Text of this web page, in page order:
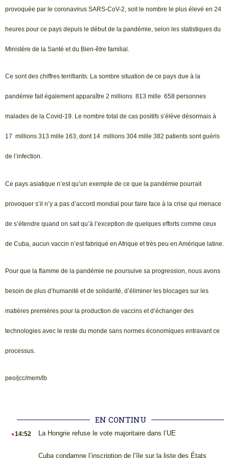
provoquée par le coronavirus SARS-CoV-2, soit le nombre le plus élevé en 24
heures pour ce pays depuis le début de la pandémie, selon les statistiques du
Ministère de la Santé et du Bien-être familial.
Ce sont des chiffres terrifiants. La sombre situation de ce pays due à la
pandémie fait également apparaître 2 millions 813 mille 658 personnes
malades de la Covid-19. Le nombre total de cas positifs s’élève désormais à
17 millions 313 mille 163, dont 14 millions 304 mille 382 patients sont guéris
de l’infection.
Ce pays asiatique n’est qu’un exemple de ce que la pandémie pourrait
provoquer s’il n’y a pas d’accord mondial pour faire face à la crise qui menace
de s’étendre quand on sait qu’à l’exception de quelques efforts comme ceux
de Cuba, aucun vaccin n’est fabriqué en Afrique et très peu en Amérique latine.
Pour que la flamme de la pandémie ne poursuive sa progression, nous avons
besoin de plus d’humanité et de solidarité, d’éliminer les blocages sur les
matières premières pour la production de vaccins et d’échanger des
technologies avec le reste du monde sans normes économiques entravant ce
processus.
peo/jcc/mem/lb
EN CONTINU
.14:52 La Hongrie refuse le vote majoritaire dans l’UE
Cuba condamne l’inscription de l’île sur la liste des États